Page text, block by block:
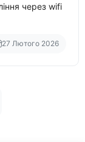
через wifi
27 Лютого 2026